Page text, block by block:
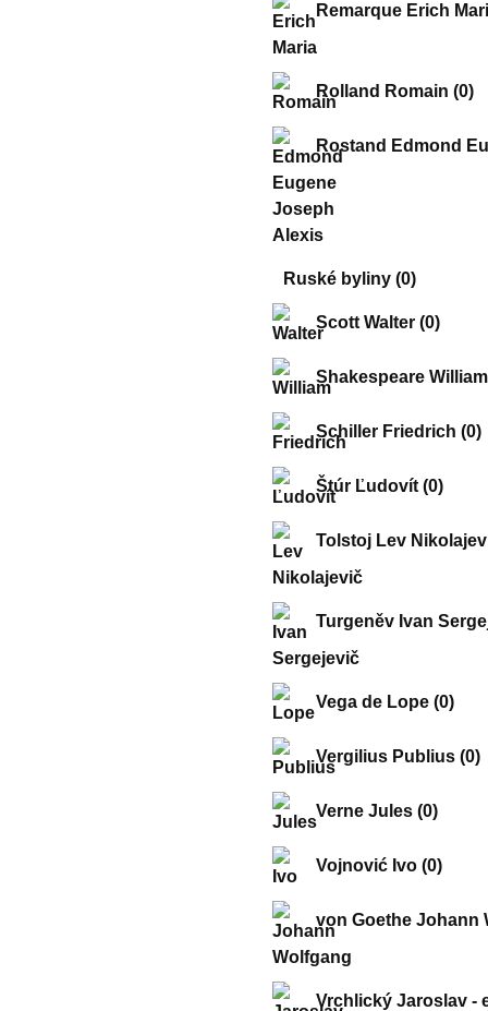
Remarque Erich
Rolland Romain (0)
Rostand Edmond
Ruské byliny (0)
Scott Walter (0)
Shakespeare William
Schiller Friedrich (0)
Štúr Ľudovít (0)
Tolstoj Lev
Turgeněv Ivan
Vega de Lope (0)
Vergilius Publius (0)
Verne Jules (0)
Vojnović Ivo (0)
von Goethe Johann
Vrchlický Jaroslav -